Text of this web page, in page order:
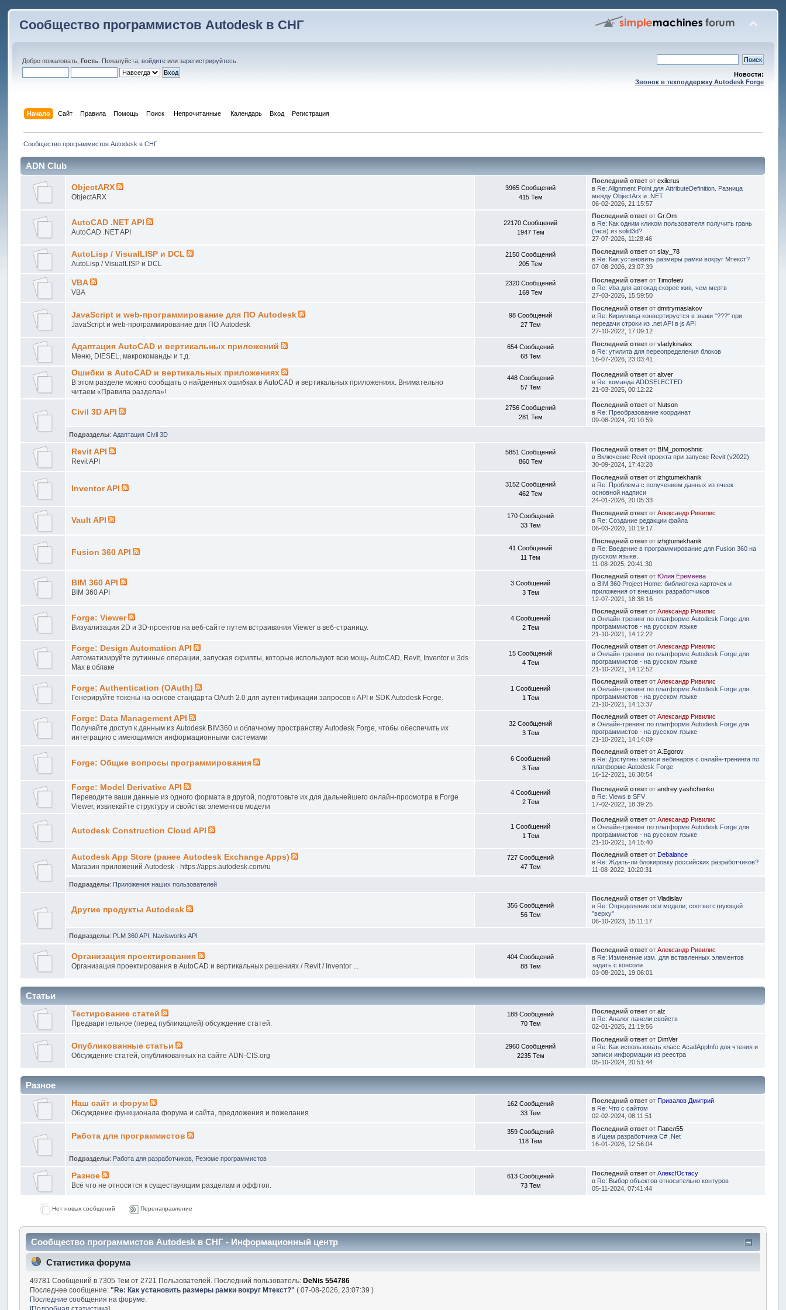
Сообщество программистов Autodesk в СНГ
Добро пожаловать,Гость . Пожалуйста,войдите илизарегистрируйтесь
Новости:
Звонок в техподдержку Autodesk Forge
Начало Сайт Правила Помощь Поиск Непрочитанные Календарь Вход Регистрация
Сообщество программистов Autodesk в СНГ
ADN Club
ObjectARX
ObjectARX
3965 Сообщений
415 Тем
Последний ответот exilerus
в Re: Alignment Point для AttributeDefinition. Разница
между ObjectArx и .NET
06-02-2026, 21:15:57
AutoCAD .NET API
AutoCAD .NET API
22170 Сообщений
1947 Тем
Последний ответот Gr.Om
в Re: Как одним кликом пользователя получить грань
(face) из solid3d?
27-07-2026, 11:28:46
AutoLisp / VisualLISP и DCL
AutoLisp / VisualLISP и DCL
2150 Сообщений
205 Тем
Последний ответот slay_78
в Re: Как установить размеры рамки вокруг Мтекст?
07-08-2026, 23:07:39
VBA
VBA
2320 Сообщений
169 Тем
Последний ответот Timofeev
в Re: vba для автокад скорее жив, чем мертв
27-03-2026, 15:59:50
JavaScript и web-программирование для ПО Autodesk
JavaScript и web-программирование для ПО Autodesk
98 Сообщений
27 Тем
Последний ответот dmitrymaslakov
в Re: Кириллица конвертируется в знаки "???" при
передачи строки из .net API в js API
27-10-2022, 17:09:12
Адаптация AutoCAD и вертикальных приложений
Меню, DIESEL, макрокоманды и т.д.
654 Сообщений
68 Тем
Последний ответот vladykinalex
в Re: утилита для переопределения блоков
16-07-2026, 23:03:41
Ошибки в AutoCAD и вертикальных приложениях
В этом разделе можно сообщать о найденных ошибках в AutoCAD и вертикальных приложениях. Внимательно
читаем «Правила раздела»!
448 Сообщений
57 Тем
Последний ответот altver
в Re: команда ADDSELECTED
21-03-2025, 00:12:22
Civil 3D API
2756 Сообщений
281 Тем
Последний ответот Nutson
в Re: Преобразование координат
09-08-2024, 20:10:59
Подразделы:Адаптация Civil 3D
Revit API
Revit API
5851 Сообщений
860 Тем
Последний ответот BIM_pomoshnic
в Включение Revit проекта при запуске Revit (v2022)
30-09-2024, 17:43:28
Inventor API
3152 Сообщений
462 Тем
Последний ответот izhgtumekhanik
в Re: Проблема с получением данных из ячеек
основной надписи
24-01-2026, 20:05:33
Vault API
170 Сообщений
33 Тем
Последний ответот Александр Ривилис
в Re: Создание редакции файла
06-03-2020, 10:19:17
Fusion 360 API
41 Сообщений
11 Тем
Последний ответот izhgtumekhanik
в Re: Введение в программирование для Fusion 360 на
русском языке.
11-08-2025, 20:41:30
BIM 360 API
BIM 360 API
3 Сообщений
3 Тем
Последний ответот Юлия Еремеева
в BIM 360 Project Home: библиотека карточек и
приложения от внешних разработчиков
12-07-2021, 18:38:16
Forge: Viewer
Визуализация 2D и 3D-проектов на веб-сайте путем встраивания Viewer в веб-страницу.
4 Сообщений
2 Тем
Последний ответот Александр Ривилис
в Онлайн-тренинг по платформе Autodesk Forge для
программистов - на русском языке
21-10-2021, 14:12:22
Forge: Design Automation API
Автоматизируйте рутинные операции, запуская скрипты, которые используют всю мощь AutoCAD, Revit, Inventor и 3ds
Max в облаке
15 Сообщений
4 Тем
Последний ответот Александр Ривилис
в Онлайн-тренинг по платформе Autodesk Forge для
программистов - на русском языке
21-10-2021, 14:12:52
Forge: Authentication (OAuth)
Генерируйте токены на основе стандарта OAuth 2.0 для аутентификации запросов к API и SDK Autodesk Forge.
1 Сообщений
1 Тем
Последний ответот Александр Ривилис
в Онлайн-тренинг по платформе Autodesk Forge для
программистов - на русском языке
21-10-2021, 14:13:37
Forge: Data Management API
Получайте доступ к данным из Autodesk BIM360 и облачному пространству Autodesk Forge, чтобы обеспечить их
интеграцию с имеющимися информационными системами
32 Сообщений
3 Тем
Последний ответот Александр Ривилис
в Онлайн-тренинг по платформе Autodesk Forge для
программистов - на русском языке
21-10-2021, 14:14:09
Forge: Общие вопросы программирования
6 Сообщений
3 Тем
Последний ответот A.Egorov
в Re: Доступны записи вебинаров с онлайн-тренинга по
платформе Autodesk Forge
16-12-2021, 16:38:54
Forge: Model Derivative API
Переводите ваши данные из одного формата в другой, подготовьте их для дальнейшего онлайн-просмотра в Forge
Viewer, извлекайте структуру и свойства элементов модели
4 Сообщений
2 Тем
Последний ответот andrey yashchenko
в Re: Views в SFV
17-02-2022, 18:39:25
Autodesk Construction Cloud API
1 Сообщений
1 Тем
Последний ответот Александр Ривилис
в Онлайн-тренинг по платформе Autodesk Forge для
программистов - на русском языке
21-10-2021, 14:15:40
Autodesk App Store (ранее Autodesk Exchange Apps)
Магазин приложений Autodesk - https://apps.autodesk.com/ru
727 Сообщений
47 Тем
Последний ответот Debalance
в Re: Ждать-ли блокировку российских разработчиков?
11-08-2022, 10:20:31
Подразделы: Приложения наших пользователей
Другие продукты Autodesk
356 Сообщений
56 Тем
Последний ответот Vladislav
в Re: Определение оси модели, соответствующей
"верху"
06-10-2023, 15:11:17
Подразделы: PLM 360 API Navisworks API
Организация проектирования
Организация проектирования в AutoCAD и вертикальных решениях / Revit / Inventor ...
404 Сообщений
88 Тем
Последний ответот Александр Ривилис
в Re: Изменение изм. для вставленных элементов
задать с консоли
03-08-2021, 19:06:01
Статьи
Тестирование статей
Предварительное (перед публикацией) обсуждение статей.
188 Сообщений
70 Тем
Последний ответот alz
в Re: Аналог панели свойств
02-01-2025, 21:19:56
Опубликованные статьи
Обсуждение статей, опубликованных на сайте ADN-CIS.org
2960 Сообщений
2235 Тем
Последний ответот DimVer
в Re: Как использовать класс AcadAppInfo для чтения и
записи информации из реестра
05-10-2024, 20:51:44
Разное
Наш сайт и форум
Обсуждение функционала форума и сайта, предложения и пожелания
162 Сообщений
33 Тем
Последний ответот Привалов Дмитрий
в Re: Что с сайтом
02-02-2024, 08:11:51
Работа для программистов
359 Сообщений
118 Тем
Последний ответот Павел55
в Ищем разработчика C# .Net
16-01-2026, 12:56:04
Подразделы: Работа для разработчиков Резюме программистов
Разное
Всё что не относится к существующим разделам и оффтоп.
613 Сообщений
73 Тем
Последний ответот АлексЮстасу
в Re: Выбор объектов относительно контуров
05-11-2024, 07:41:44
Нет новых сообщений Перенаправление
Сообщество программистов Autodesk в СНГ - Информационный центр
Статистика форума
49781 Сообщений в 7305 Тем от 2721 Пользователей. Последний пользователь: DeNis 554786
Последнее сообщение: "Re: Как установить размеры рамки вокруг Мтекст?" ( 07-08-2026, 23:07:39 )
Последние сообщения на форуме.